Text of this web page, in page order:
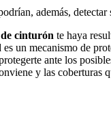
además,
cinturón te haya
un mecanismo de
ante los
y las coberturas